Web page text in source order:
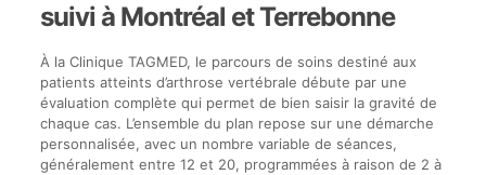
suivi à Montréal et Terrebonne
À la Clinique TAGMED, le parcours de soins destiné aux
patients atteints d’arthrose vertébrale débute par une
évaluation complète qui permet de bien saisir la gravité de
chaque cas. L’ensemble du plan repose sur une démarche
personnalisée, avec un nombre variable de séances,
généralement entre 12 et 20, programmées à raison de 2 à